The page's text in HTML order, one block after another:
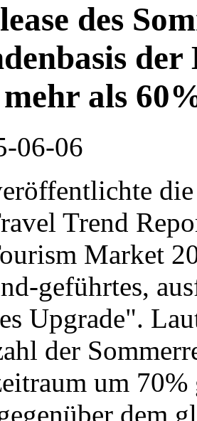
des
als
06-06
Trend
Market
geführtes,
Upgrade".
der
um
dem